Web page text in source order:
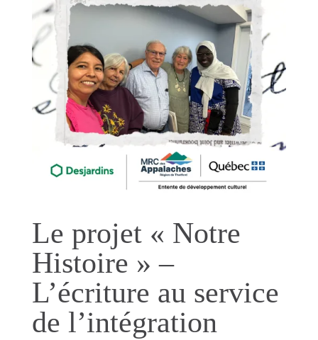
Notre équipe
Conseil d’administration
LES SERVICES
Employabilité
Immigration
Aide aux projets
Accompagnement
Partenaires et employeurs
Le projet « Notre
Histoire » –
L’écriture au service
de l’intégration